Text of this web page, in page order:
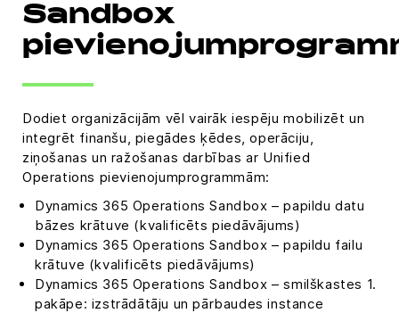
Sandbox
Dodiet organizācijām vēl vairāk iespēju mobilizēt un
integrēt finanšu, piegādes ķēdes, operāciju,
ziņošanas un ražošanas darbības ar Unified
Operations pievienojumprogrammām:
Dynamics 365 Operations Sandbox – papildu datu
bāzes krātuve (kvalificēts piedāvājums)
Dynamics 365 Operations Sandbox – papildu failu
krātuve (kvalificēts piedāvājums)
Dynamics 365 Operations Sandbox – smilškastes 1.
pakāpe: izstrādātāju un pārbaudes instance